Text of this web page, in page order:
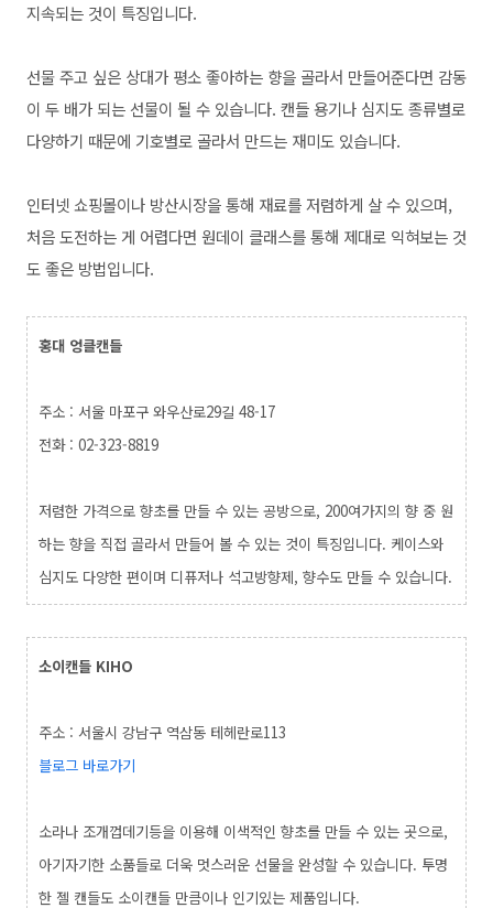
지속되는 것이 특징입니다.
선물 주고 싶은 상대가 평소 좋아하는 향을 골라서 만들어준다면 감동
이 두 배가 되는 선물이 될 수 있습니다. 캔들 용기나 심지도 종류별로
다양하기 때문에 기호별로 골라서 만드는 재미도 있습니다.
인터넷 쇼핑몰이나 방산시장을 통해 재료를 저렴하게 살 수 있으며,
처음 도전하는 게 어렵다면 원데이 클래스를 통해 제대로 익혀보는 것
도 좋은 방법입니다.
홍대 엉클캔들
주소 : 서울 마포구 와우산로29길 48-17
전화 : 02-323-8819
저렴한 가격으로 향초를 만들 수 있는 공방으로, 200여가지의 향 중 원
하는 향을 직접 골라서 만들어 볼 수 있는 것이 특징입니다. 케이스와
심지도 다양한 편이며 디퓨저나 석고방향제, 향수도 만들 수 있습니다.
소이캔들 KIHO
주소 : 서울시 강남구 역삼동 테헤란로113
블로그 바로가기
소라나 조개껍데기등을 이용해 이색적인 향초를 만들 수 있는 곳으로,
아기자기한 소품들로 더욱 멋스러운 선물을 완성할 수 있습니다. 투명
한 젤 캔들도 소이캔들 만큼이나 인기있는 제품입니다.